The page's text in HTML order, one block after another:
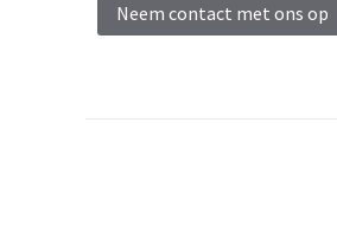
Neem contact met ons op